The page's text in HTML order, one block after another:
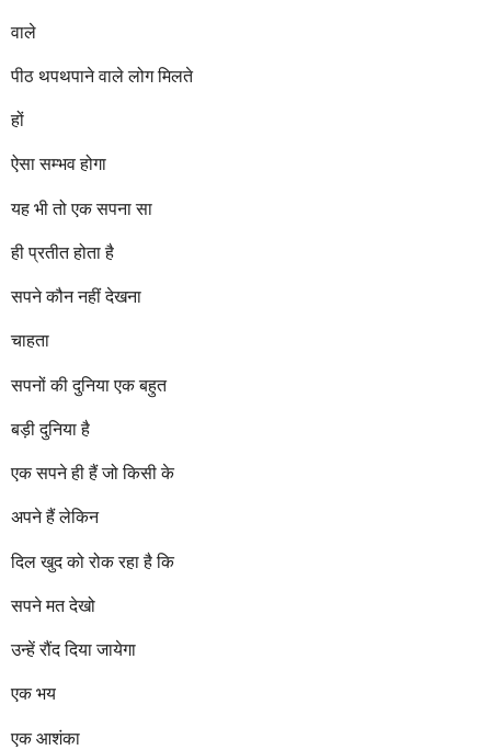
वाले
पीठ थपथपाने वाले लोग मिलते
हों
ऐसा सम्भव होगा
यह भी तो एक सपना सा
ही प्रतीत होता है
सपने कौन नहीं देखना
चाहता
सपनों की दुनिया एक बहुत
बड़ी दुनिया है
एक सपने ही हैं जो किसी के
अपने हैं लेकिन
दिल खुद को रोक रहा है कि
सपने मत देखो
उन्हें रौंद दिया जायेगा
एक भय
एक आशंका